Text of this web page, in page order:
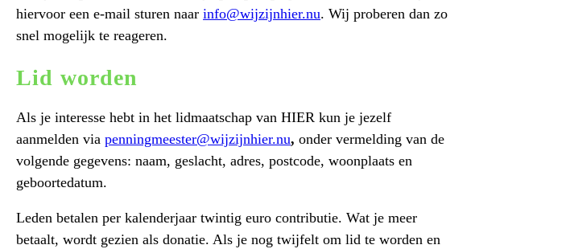
hiervoor een e-mail sturen naarinfo@wijzijnhier.nu. Wij proberen dan zo
snel mogelijk te reageren.
Lid worden
Als je interesse hebt in het lidmaatschap van HIER kun je jezelf
aanmelden viapenningmeester@wijzijnhier.nu, onder vermelding van de
volgende gegevens: naam, geslacht, adres, postcode, woonplaats en
geboortedatum.
Leden betalen per kalenderjaar twintig euro contributie. Wat je meer
betaalt, wordt gezien als donatie. Als je nog twijfelt om lid te worden en